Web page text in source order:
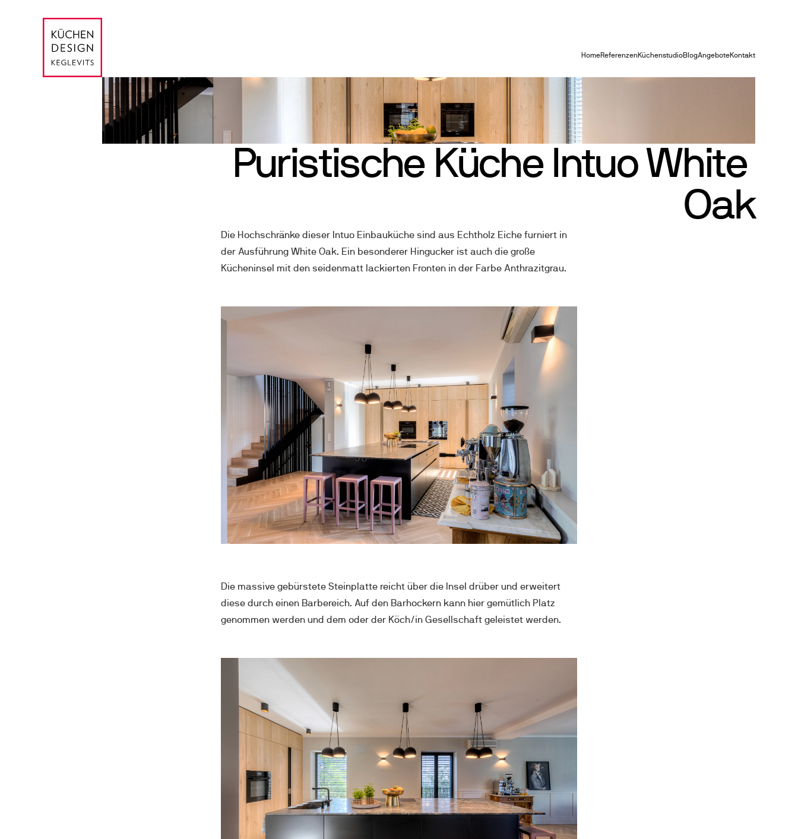
HomeReferenzenKüchenstudioBlogAngeboteKontakt
Puristische Küche Intuo White
Oak
Die Hochschränke dieser Intuo Einbauküche sind aus Echtholz Eiche furniert in
der Ausführung White Oak. Ein besonderer Hingucker ist auch die große
Kücheninsel mit den seidenmatt lackierten Fronten in der Farbe Anthrazitgrau.
Die massive gebürstete Steinplatte reicht über die Insel drüber und erweitert
diese durch einen Barbereich. Auf den Barhockern kann hier gemütlich Platz
genommen werden und dem oder der Köch/in Gesellschaft geleistet werden.